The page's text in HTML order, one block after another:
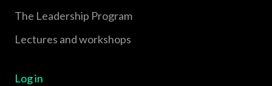
The Leadership Program
Lectures and workshops
Log in